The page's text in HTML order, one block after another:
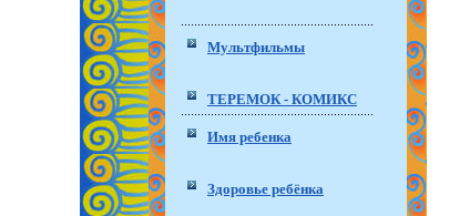
Мультфильмы
ТЕРЕМОК - КОМИКС
Имя ребенка
Здоровье ребёнка